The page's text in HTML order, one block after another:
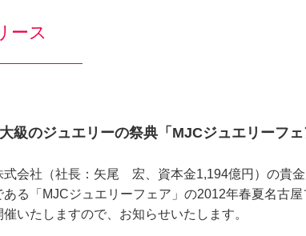
ース
級のジュエリーの祭典「MJCジュエリーフ
式会社（社長：矢尾 宏、資本金1,194億円）の貴
る「MJCジュエリーフェア」の2012年春夏名古
いたしますので、お知らせいたします。